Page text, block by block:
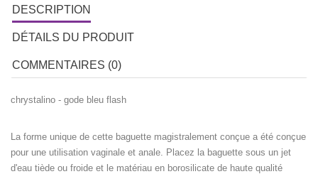
DESCRIPTION
DÉTAILS DU PRODUIT
COMMENTAIRES (0)
chrystalino - gode bleu flash
La forme unique de cette baguette magistralement conçue a été conçue
pour une utilisation vaginale et anale. Placez la baguette sous un jet
d'eau tiède ou froide et le matériau en borosilicate de haute qualité